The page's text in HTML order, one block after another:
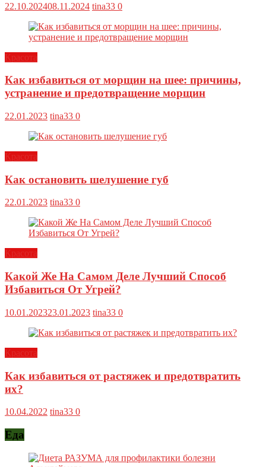
22.10.202408.11.2024 tina33 0
Красота
Как избавиться от морщин на шее: причины,
устранение и предотвращение морщин
22.01.2023 tina33 0
Красота
Как остановить шелушение губ
22.01.2023 tina33 0
Красота
Какой Же На Самом Деле Лучший Способ
Избавиться От Угрей?
10.01.202323.01.2023 tina33 0
Красота
Как избавиться от растяжек и предотвратить
их?
10.04.2022 tina33 0
Еда